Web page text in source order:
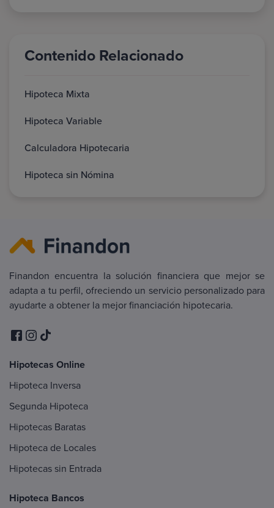
Contenido Relacionado
Hipoteca Mixta
Hipoteca Variable
Calculadora Hipotecaria
Hipoteca sin Nómina
Finandon encuentra la solución financiera que mejor se
adapta a tu perfil, ofreciendo un servicio personalizado para
ayudarte a obtener la mejor financiación hipotecaria.
Hipotecas Online
Hipoteca Inversa
Segunda Hipoteca
Hipotecas Baratas
Hipoteca de Locales
Hipotecas sin Entrada
Hipoteca Bancos